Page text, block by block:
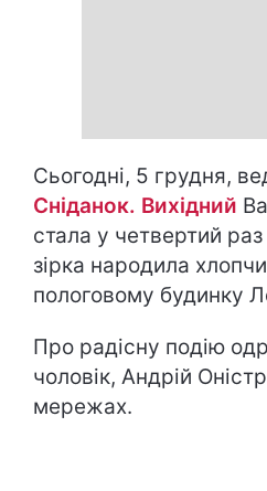
Сьогодні, 5 грудня,
Сніданок. Вихідний
стала у четвертий
зірка народила
пологовому будинку
Про радісну подію
чоловік, Андрій
мережах.